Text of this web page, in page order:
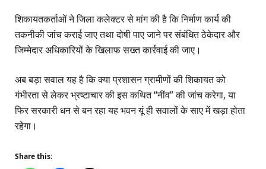
शिकायतकर्ताओं ने जिला कलेक्टर से मांग की है कि निर्माण कार्य की
तकनीकी जांच कराई जाए तथा दोषी पाए जाने पर संबंधित ठेकेदार और
जिम्मेदार अधिकारियों के खिलाफ सख्त कार्रवाई की जाए।
अब बड़ा सवाल यह है कि क्या प्रशासन ग्रामीणों की शिकायत को
गंभीरता से लेकर भ्रष्टाचार की इस कथित “नींव” की जांच करेगा, या
फिर सरकारी धन से बन रहा यह भवन यूं ही सवालों के साए में खड़ा होता
रहेगा।
Share this: